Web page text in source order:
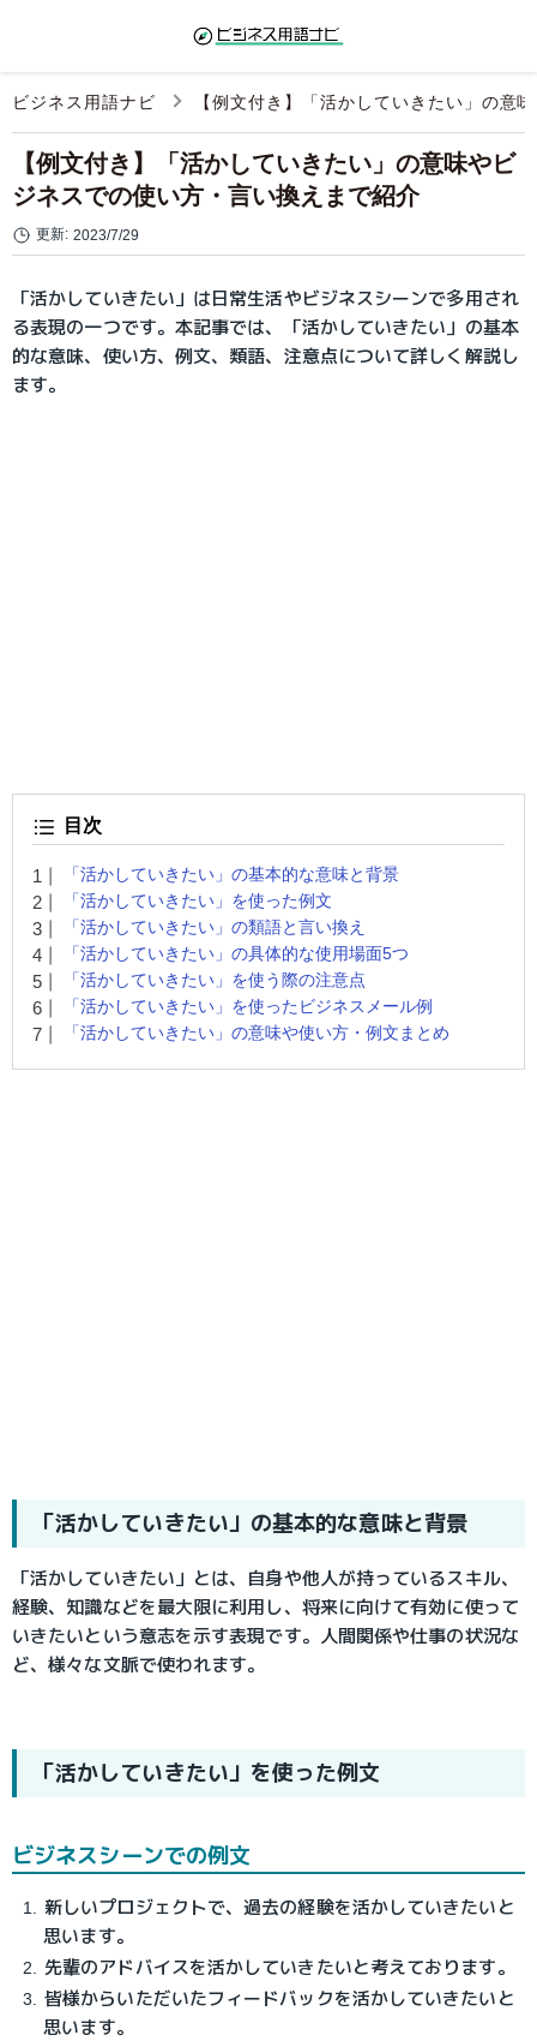
ビジネス用語ナビ 【例文付き】「活かしていきたい」の意
【例文付き】「活かしていきたい」の意味やビ
ジネスでの使い方・言い換えまで紹介
更新: 2023/7/29
「活かしていきたい」は日常生活やビジネスシーンで多用され
る表現の一つです。本記事では、「活かしていきたい」の基本
的な意味、使い方、例文、類語、注意点について詳しく解説し
ます。
目次
「活かしていきたい」の基本的な意味と背景
「活かしていきたい」を使った例文
「活かしていきたい」の類語と言い換え
「活かしていきたい」の具体的な使用場面5つ
「活かしていきたい」を使う際の注意点
「活かしていきたい」を使ったビジネスメール例
「活かしていきたい」の意味や使い方・例文まとめ
「活かしていきたい」の基本的な意味と背景
「活かしていきたい」とは、自身や他人が持っているスキル、
経験、知識などを最大限に利用し、将来に向けて有効に使って
いきたいという意志を示す表現です。人間関係や仕事の状況な
ど、様々な文脈で使われます。
「活かしていきたい」を使った例文
ビジネスシーンでの例文
新しいプロジェクトで、過去の経験を活かしていきたいと
思います。
先輩のアドバイスを活かしていきたいと考えております。
皆様からいただいたフィードバックを活かしていきたいと
思います。